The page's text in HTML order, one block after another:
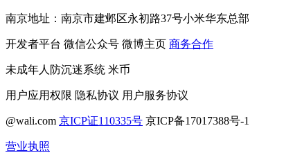
南京地址：南京市建邺区永初路37号小米华东总部
开发者平台 微信公众号 微博主页 商务合作
未成年人防沉迷系统 米币
用户应用权限 隐私协议 用户服务协议
@wali.com 京ICP证110335号 京ICP备17017388号-1
营业执照